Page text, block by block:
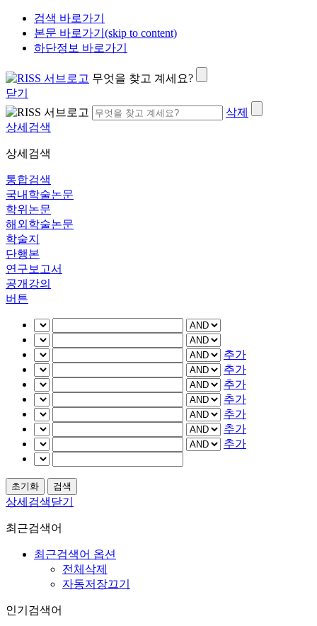
검색 바로가기
본문 바로가기(skip to content)
하단정보 바로가기
무엇을 찾고 계세요?
닫기
삭제
상세검색
상세검색
통합검색
국내학술논문
학위논문
해외학술논문
학술지
단행본
연구보고서
공개강의
버튼
추가
추가
추가
추가
추가
추가
추가
상세검색닫기
최근검색어
최근검색어 옵션
전체삭제
자동저장끄기
인기검색어